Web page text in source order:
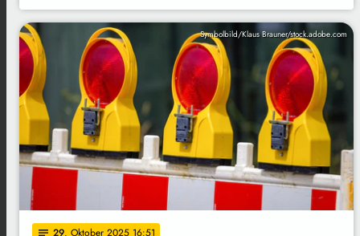
Symbolbild/Klaus Brauner/stock.adobe.com
notes 29. Oktober 2025 16:51